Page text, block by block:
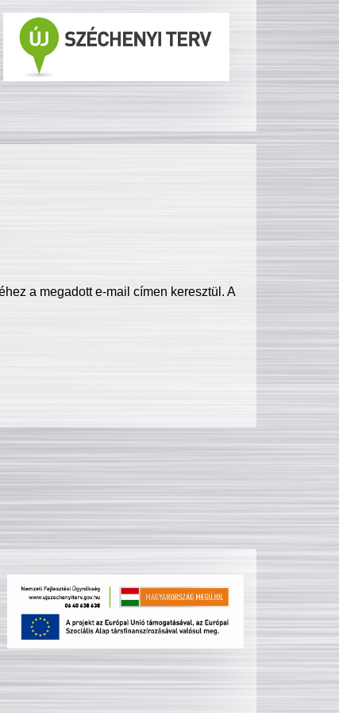
a megadott e-mail címen keresztül. A